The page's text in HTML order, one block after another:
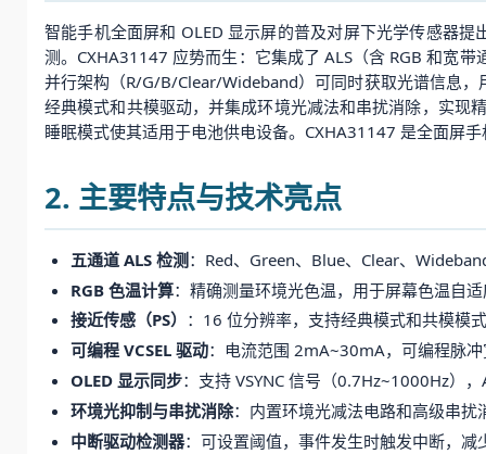
智能手机全面屏和 OLED 显示屏的普及对屏下光学传感器
测。CXHA31147 应势而生：它集成了 ALS（含 RGB 和宽
并行架构（R/G/B/Clear/Wideband）可同时获取光谱信息，
经典模式和共模驱动，并集成环境光减法和串扰消除，实现
睡眠模式使其适用于电池供电设备。CXHA31147 是全面屏
2. 主要特点与技术亮点
五通道 ALS 检测：Red、Green、Blue、Clear、
RGB 色温计算：精确测量环境光色温，用于屏幕色温自
接近传感（PS） ：16 位分辨率，支持经典模式和共模模
可编程 VCSEL 驱动：电流范围 2mA~30mA，可编程脉
OLED 显示同步：支持 VSYNC 信号（0.7Hz~1000Hz）
环境光抑制与串扰消除：内置环境光减法电路和高级串
中断驱动检测器：可设置阈值，事件发生时触发中断，减